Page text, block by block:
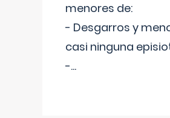
menores de:
- Desgarros y
casi ninguna
-...